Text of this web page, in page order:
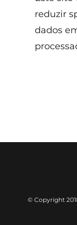
reduzir
dados
© Copyright